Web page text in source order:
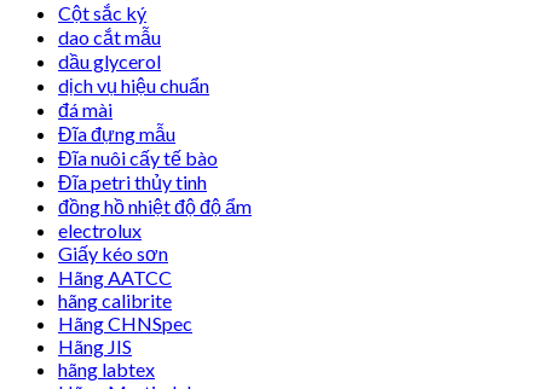
Cột sắc ký
dao cắt mẫu
dầu glycerol
dịch vụ hiệu chuẩn
đá mài
Đĩa đựng mẫu
Đĩa nuôi cấy tế bào
Đĩa petri thủy tinh
đồng hồ nhiệt độ độ ẩm
electrolux
Giấy kéo sơn
Hãng AATCC
hãng calibrite
Hãng CHNSpec
Hãng JIS
hãng labtex